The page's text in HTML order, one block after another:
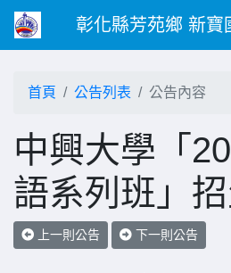
彰化縣芳苑鄉 新寶
首頁 公告列表 公告內容
中興大學「
語系列班」
上一則公告 下一則公告